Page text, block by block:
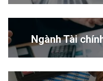
Ngành Tài